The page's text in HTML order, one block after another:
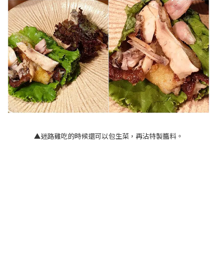
▲迷路雞吃的時候還可以包生菜，再沾特製醬料。